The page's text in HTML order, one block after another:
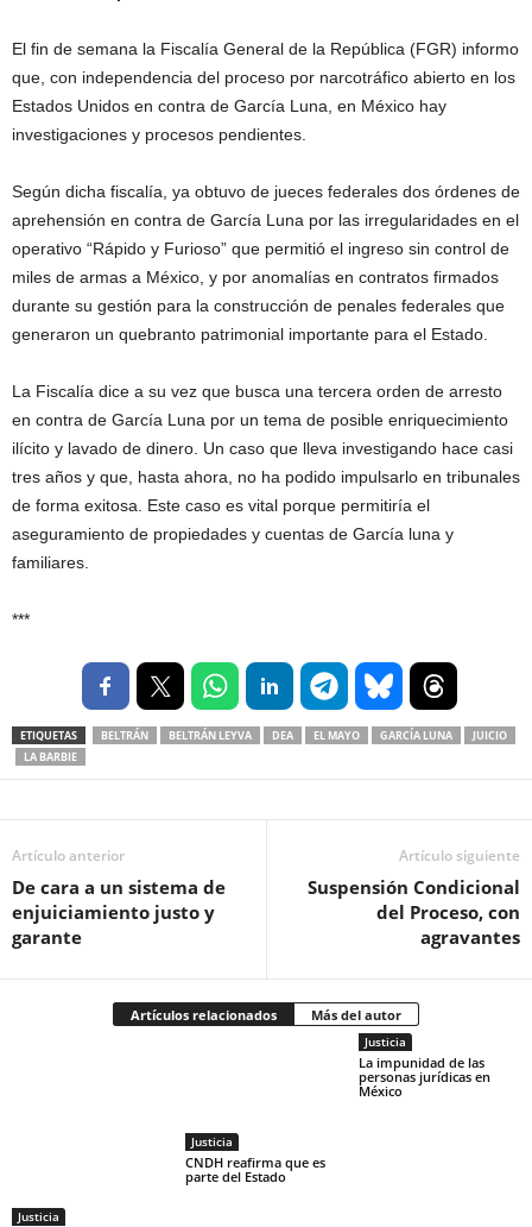
El fin de semana la Fiscalía General de la República (FGR) informo
que, con independencia del proceso por narcotráfico abierto en los
Estados Unidos en contra de García Luna, en México hay
investigaciones y procesos pendientes.
Según dicha fiscalía, ya obtuvo de jueces federales dos órdenes de
aprehensión en contra de García Luna por las irregularidades en el
operativo “Rápido y Furioso” que permitió el ingreso sin control de
miles de armas a México, y por anomalías en contratos firmados
durante su gestión para la construcción de penales federales que
generaron un quebranto patrimonial importante para el Estado.
La Fiscalía dice a su vez que busca una tercera orden de arresto
en contra de García Luna por un tema de posible enriquecimiento
ilícito y lavado de dinero. Un caso que lleva investigando hace casi
tres años y que, hasta ahora, no ha podido impulsarlo en tribunales
de forma exitosa. Este caso es vital porque permitiría el
aseguramiento de propiedades y cuentas de García luna y
familiares.
***
ETIQUETAS BELTRÁN BELTRÁN LEYVA DEA EL MAYO GARCÍA LUNA
JUICIO
LA BARBIE
Artículo anterior
De cara a un sistema de
enjuiciamiento justo y
garante
Artículo siguiente
Suspensión Condicional
del Proceso, con
agravantes
Artículos relacionados Más del autor
Justicia
Justicia
CNDH reafirma que es
parte del Estado
Justicia
La impunidad de las
personas jurídicas en
México